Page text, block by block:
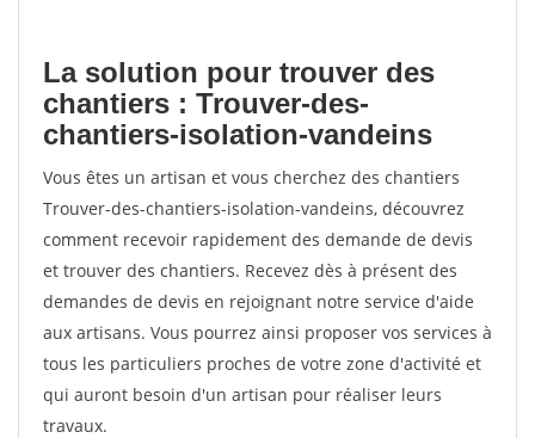
La solution pour trouver des
chantiers : Trouver-des-
chantiers-isolation-vandeins
Vous êtes un artisan et vous cherchez des chantiers
Trouver-des-chantiers-isolation-vandeins, découvrez
comment recevoir rapidement des demande de devis
et trouver des chantiers. Recevez dès à présent des
demandes de devis en rejoignant notre service d'aide
aux artisans. Vous pourrez ainsi proposer vos services à
tous les particuliers proches de votre zone d'activité et
qui auront besoin d'un artisan pour réaliser leurs
travaux.